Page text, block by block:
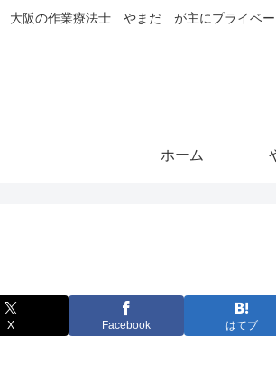
大阪の作業療法士 やまだ が主にプライベー
ホーム
X Facebook はてブ